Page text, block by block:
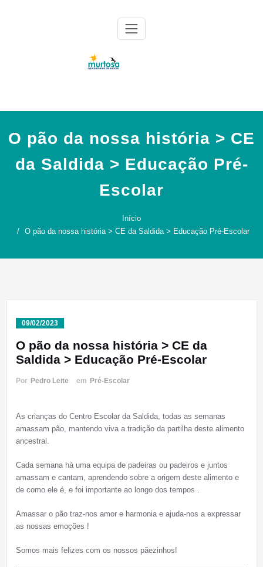
O pão da nossa história > CE
da Saldida > Educação Pré-
Escolar
Início
O pão da nossa história > CE da Saldida > Educação Pré-Escolar
09/02/2023
O pão da nossa história > CE da
Saldida > Educação Pré-Escolar
Por Pedro Leite em Pré-Escolar
As crianças do Centro Escolar da Saldida, todas as semanas
amassam pão, mantendo viva a tradição da partilha deste alimento
ancestral.
Cada semana há uma equipa de padeiras ou padeiros e juntos
amassam e cantam, aprendendo sobre a origem deste alimento e
de como ele é, e foi importante ao longo dos tempos .
Amassar o pão traz-nos amor e harmonia e ajuda-nos a expressar
as nossas emoções !
Somos mais felizes com os nossos pãezinhos!